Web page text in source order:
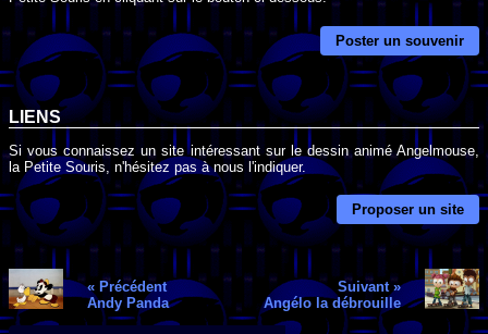
Poster un souvenir
LIENS
Si vous connaissez un site intéressant sur le dessin animé Angelmouse,
la Petite Souris, n'hésitez pas à nous l'indiquer.
Proposer un site
« Précédent
Andy Panda
Suivant »
Angélo la débrouille